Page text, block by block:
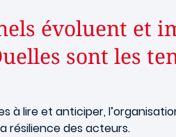
évoluent et
sont les
à lire et anticiper,
résilience des acteurs.